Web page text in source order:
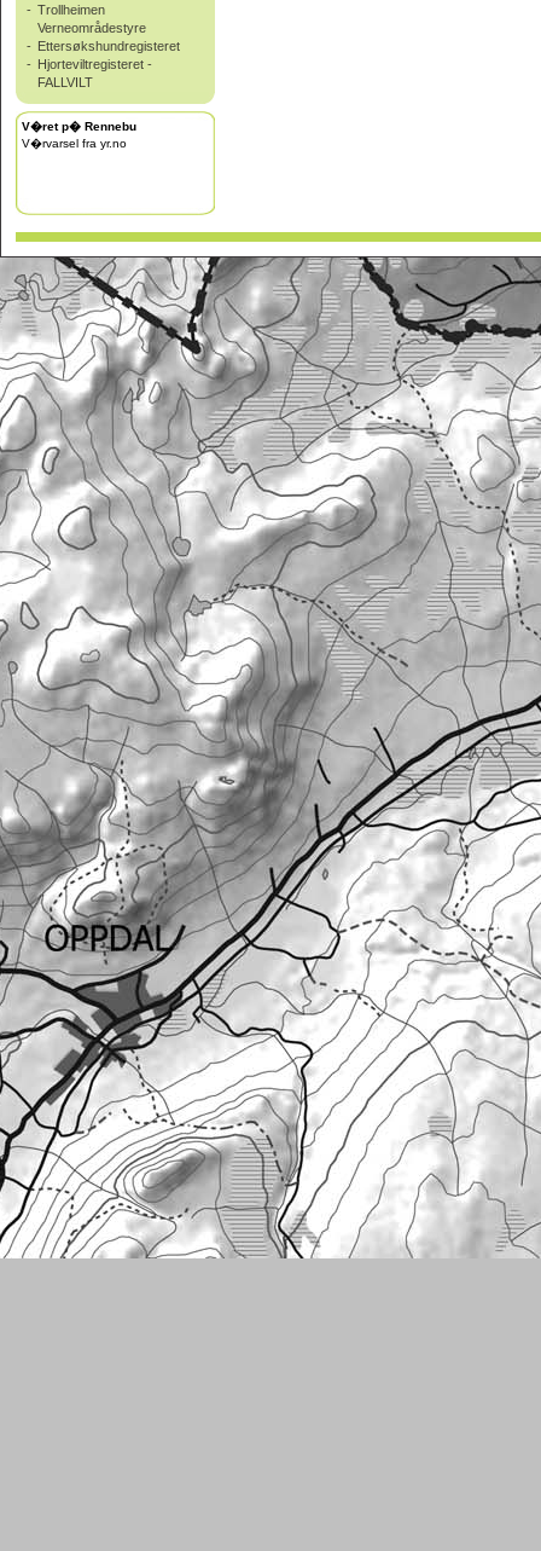
- Trollheimen
Verneområdestyre
- Ettersøkshundregisteret
- Hjorteviltregisteret -
FALLVILT
V�ret p� Rennebu
V�rvarsel fra yr.no